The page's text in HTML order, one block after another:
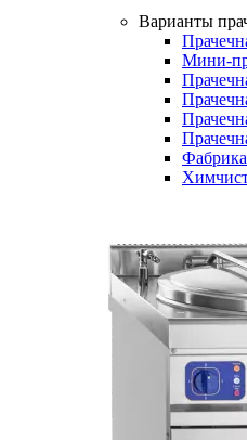
Варианты
Мини-